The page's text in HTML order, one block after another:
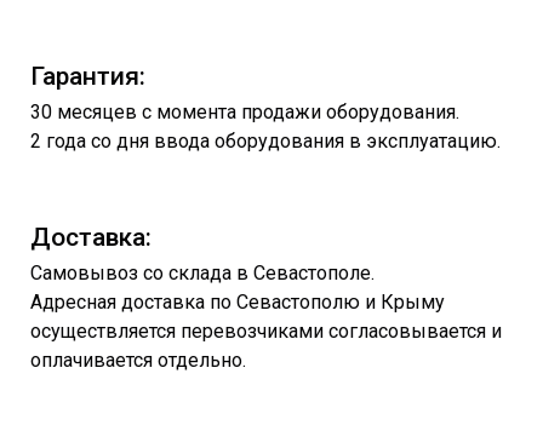
Гарантия:
30 месяцев с момента продажи оборудования.
2 года со дня ввода оборудования в эксплуатацию.
Доставка:
Самовывоз со склада в Севастополе.
Адресная доставка по Севастополю и Крыму
осуществляется перевозчиками согласовывается и
оплачивается отдельно.